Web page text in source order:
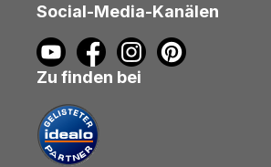
Social-Media-Kanälen
Zu finden bei